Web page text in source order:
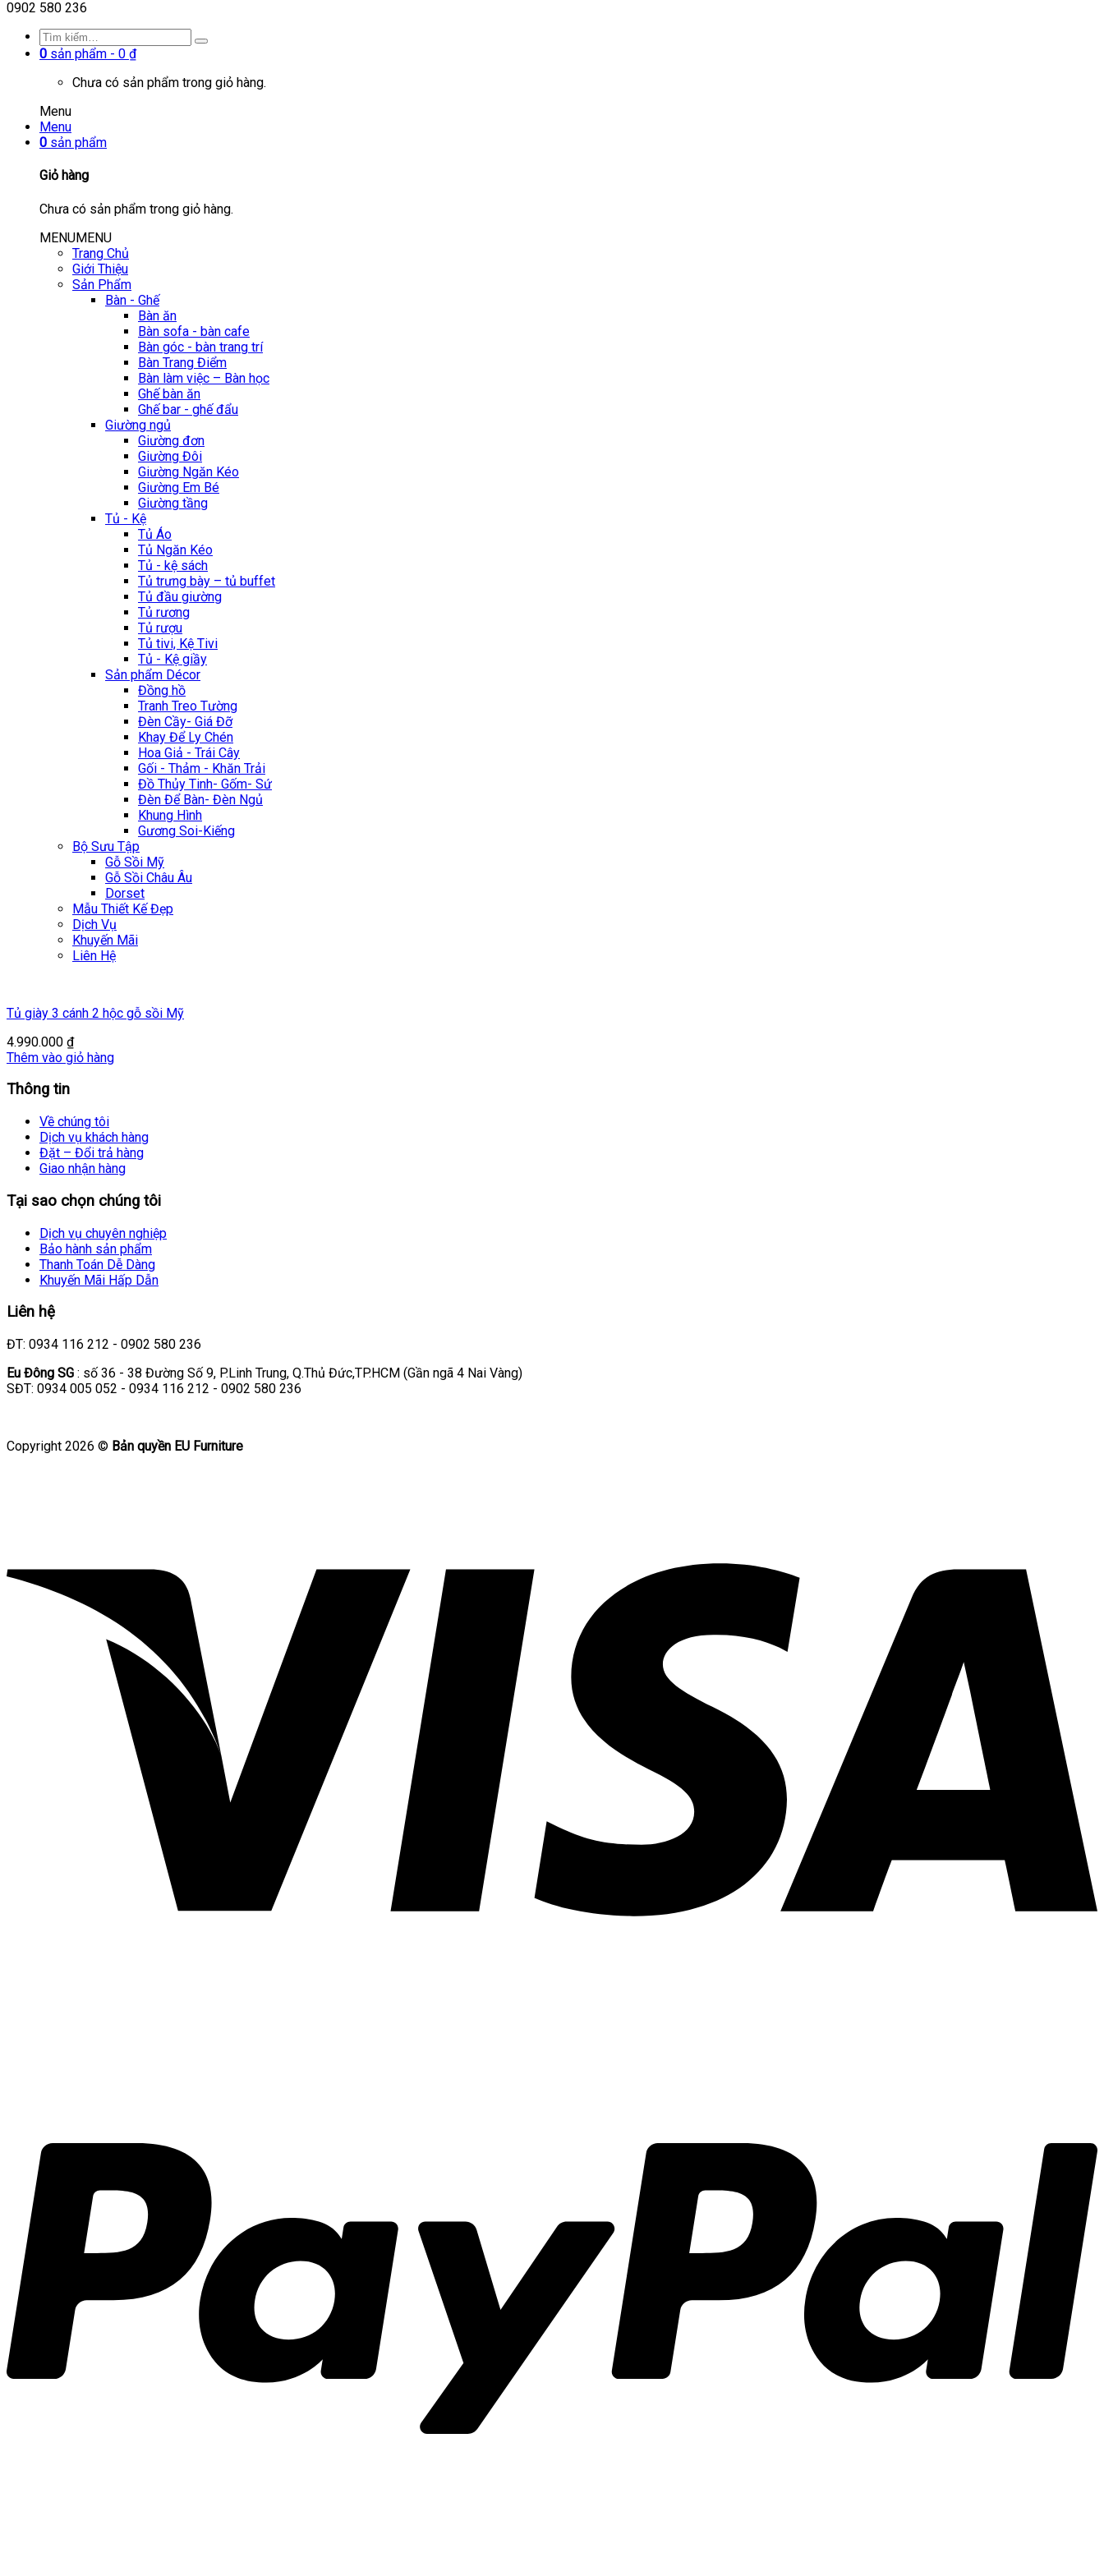
0902 580 236
0 sản phẩm - 0 ₫
Chưa có sản phẩm trong giỏ hàng.
Menu
Menu
0 sản phẩm
Giỏ hàng
Chưa có sản phẩm trong giỏ hàng.
MENUMENU
Trang Chủ
Giới Thiệu
Sản Phẩm
Bàn - Ghế
Bàn ăn
Bàn sofa - bàn cafe
Bàn góc - bàn trang trí
Bàn Trang Điểm
Bàn làm việc – Bàn học
Ghế bàn ăn
Ghế bar - ghế đẩu
Giường ngủ
Giường đơn
Giường Đôi
Giường Ngăn Kéo
Giường Em Bé
Giường tầng
Tủ - Kệ
Tủ Áo
Tủ Ngăn Kéo
Tủ - kệ sách
Tủ trưng bày – tủ buffet
Tủ đầu giường
Tủ rương
Tủ rượu
Tủ tivi, Kệ Tivi
Tủ - Kệ giầy
Sản phẩm Décor
Đồng hồ
Tranh Treo Tường
Đèn Cầy- Giá Đỡ
Khay Để Ly Chén
Hoa Giả - Trái Cây
Gối - Thảm - Khăn Trải
Đồ Thủy Tinh- Gốm- Sứ
Đèn Để Bàn- Đèn Ngủ
Khung Hình
Gương Soi-Kiếng
Bộ Sưu Tập
Gỗ Sồi Mỹ
Gỗ Sồi Châu Âu
Dorset
Mẫu Thiết Kế Đẹp
Dịch Vụ
Khuyến Mãi
Liên Hệ
Tủ giày 3 cánh 2 hộc gỗ sồi Mỹ
4.990.000 ₫
Thêm vào giỏ hàng
Thông tin
Về chúng tôi
Dịch vụ khách hàng
Đặt – Đổi trả hàng
Giao nhận hàng
Tại sao chọn chúng tôi
Dịch vụ chuyên nghiệp
Bảo hành sản phẩm
Thanh Toán Dễ Dàng
Khuyến Mãi Hấp Dẫn
Liên hệ
ĐT: 0934 116 212 - 0902 580 236
Eu Đông SG : số 36 - 38 Đường Số 9, P.Linh Trung, Q.Thủ Đức,TP.HCM (Gần ngã 4 Nai Vàng)
SĐT: 0934 005 052 - 0934 116 212 - 0902 580 236
Copyright 2026 © Bản quyền EU Furniture